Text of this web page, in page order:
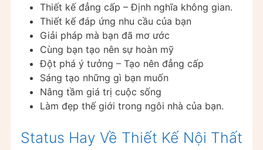
Thiết kế đẳng cấp – Định nghĩa không gian.
Thiết kế đáp ứng nhu cầu của bạn
Giải pháp mà bạn đã mơ ước
Cùng bạn tạo nên sự hoàn mỹ
Đột phá ý tưởng – Tạo nên đẳng cấp
Sáng tạo những gì bạn muốn
Nâng tầm giá trị cuộc sống
Làm đẹp thế giới trong ngôi nhà của bạn.
Status Hay Về Thiết Kế Nội Thất